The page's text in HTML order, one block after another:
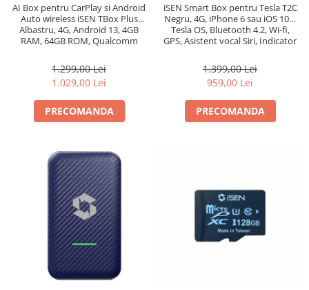
AI Box pentru CarPlay si Android
Auto wireless iSEN TBox Plus
Albastru, 4G, Android 13, 4GB
RAM, 64GB ROM, Qualcomm
1.299,00 Lei
1.029,00 Lei
PRECOMANDA
iSEN Smart Box pentru Tesla T2C
Negru, 4G, iPhone 6 sau iOS 10+,
Tesla OS, Bluetooth 4.2, Wi-fi,
GPS, Asistent vocal Siri, Indicator
1.399,00 Lei
959,00 Lei
PRECOMANDA